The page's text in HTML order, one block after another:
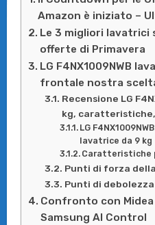
Amazon è iniziato –
Le 3 migliori lavatrici
offerte di Primavera
LG F4NX1009NWB
frontale nostra
Recensione LG
kg,
LG
lavatrice da 9 kg
Caratteristiche
Punti di forza della
Punti di debolezza
Confronto con Midea
Samsung AI Control